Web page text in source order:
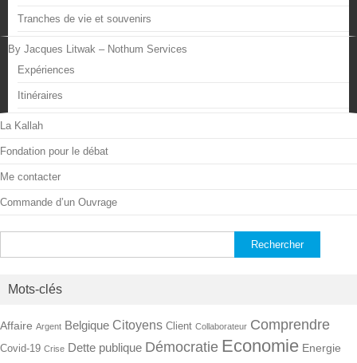
Tranches de vie et souvenirs
By Jacques Litwak – Nothum Services
Expériences
Itinéraires
La Kallah
Fondation pour le débat
Me contacter
Commande d’un Ouvrage
Mots-clés
Affaire Argent Belgique Citoyens Client Collaborateur Comprendre
Covid-19 Crise Dette publique Démocratie Economie Energie